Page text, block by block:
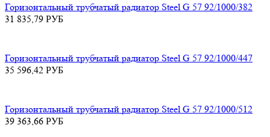
Горизонтальный трубчатый радиатор Steel G 57 92/1000/382
31 835,79 РУБ
Горизонтальный трубчатый радиатор Steel G 57 92/1000/447
35 596,42 РУБ
Горизонтальный трубчатый радиатор Steel G 57 92/1000/512
39 363,66 РУБ